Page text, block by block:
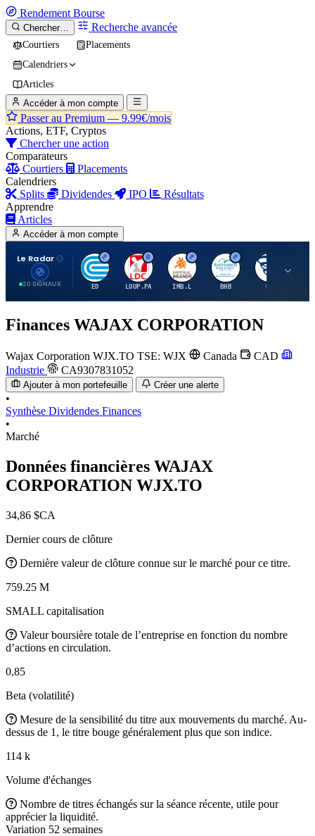
Rendement Bourse
Chercher… Recherche avancée
Courtiers
Placements
Calendriers
Articles
Accéder à mon compte
Passer au Premium — 9.99€/mois
Actions, ETF, Cryptos
Chercher une action
Comparateurs
Courtiers
Placements
Calendriers
Splits
Dividendes IPO
Résultats
Apprendre
Articles
Accéder à mon compte
Le Radar
20 SIGNAUX
C
ED
L
LOUP.PA
I
IMB.L
B
BHB
B
Finances WAJAX CORPORATION
Wajax Corporation WJX.TO TSE: WJX Canada
CAD
Industrie
CA9307831052
Ajouter à mon portefeuille Créer une alerte
•
Synthèse Dividendes Finances
•
Marché
Données financières WAJAX
CORPORATION WJX.TO
34,86 $CA
Dernier cours de clôture
Dernière valeur de clôture connue sur le marché pour ce titre.
759.25 M
SMALL capitalisation
Valeur boursière totale de l’entreprise en fonction du nombre
d’actions en circulation.
0,85
Beta (volatilité)
Mesure de la sensibilité du titre aux mouvements du marché. Au-
dessus de 1, le titre bouge généralement plus que son indice.
114 k
Volume d'échanges
Nombre de titres échangés sur la séance récente, utile pour
apprécier la liquidité.
Variation 52 semaines